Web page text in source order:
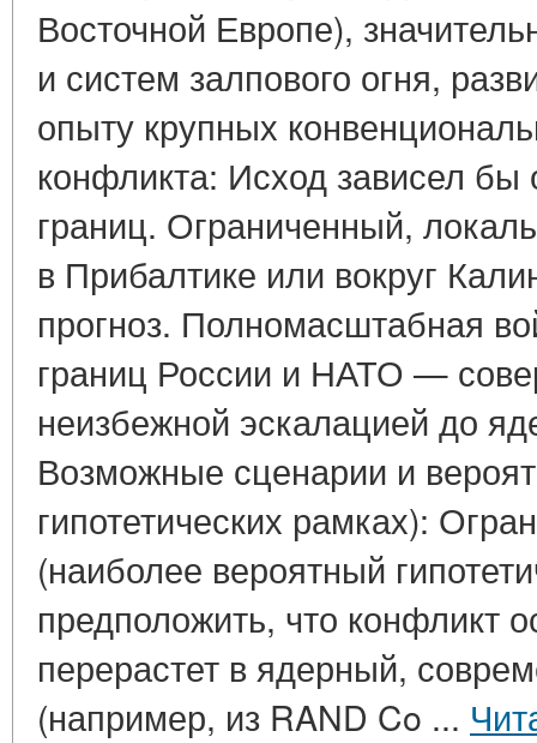
Восточной Европе),
и систем залпового огня,
опыту крупных
конфликта: Исход зависел бы
границ. Ограниченный,
в Прибалтике или вокруг
прогноз. Полномасштабная
границ России и НАТО —
неизбежной эскалацией до
Возможные сценарии и
гипотетических рамках):
(наиболее вероятный
предположить, что конфликт
перерастет в ядерный,
(например, из RAND Co ...